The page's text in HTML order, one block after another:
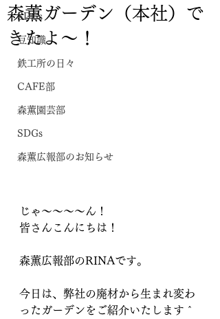
SDGs
豆知識
鉄工所の日々
CAFE部
森薫園芸部
SDGs
森薫広報部のお知らせ
森薫ガーデン（本社）で
きたよ〜！
じゃ〜〜〜〜ん！
皆さんこんにちは！
森薫広報部のRINAです。
今日は、弊社の廃材から生まれ変わ
ったガーデンをご紹介いたします＾